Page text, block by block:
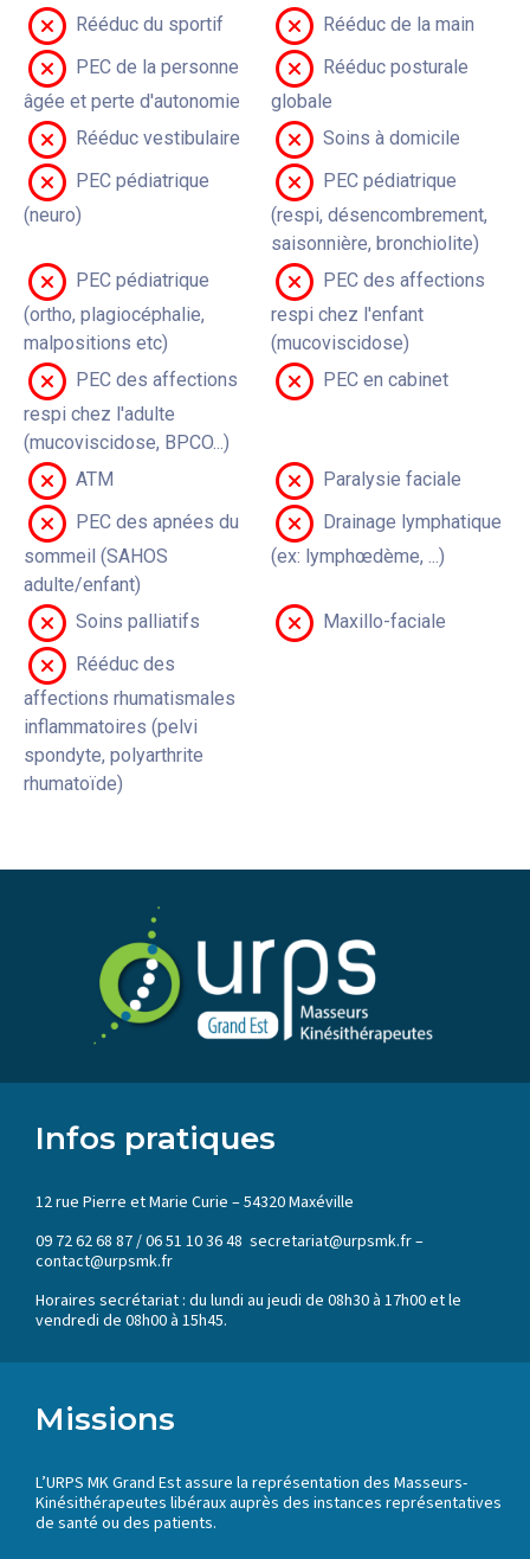
Rééduc du sportif
Rééduc de la main
PEC de la personne
âgée et perte d'autonomie
Rééduc posturale
globale
Rééduc vestibulaire
Soins à domicile
PEC pédiatrique
(neuro)
PEC pédiatrique
(respi, désencombrement,
saisonnière, bronchiolite)
PEC pédiatrique
(ortho, plagiocéphalie,
malpositions etc)
PEC des affections
respi chez l'enfant
(mucoviscidose)
PEC des affections
respi chez l'adulte
(mucoviscidose, BPCO...)
PEC en cabinet
ATM
Paralysie faciale
PEC des apnées du
sommeil (SAHOS
adulte/enfant)
Drainage lymphatique
(ex: lymphœdème, ...)
Soins palliatifs
Maxillo-faciale
Rééduc des
affections rhumatismales
inflammatoires (pelvi
spondyte, polyarthrite
rhumatoïde)
Infos pratiques
12 rue Pierre et Marie Curie – 54320 Maxéville
09 72 62 68 87 / 06 51 10 36 48 secretariat@urpsmk.fr –
contact@urpsmk.fr
Horaires secrétariat : du lundi au jeudi de 08h30 à 17h00 et le
vendredi de 08h00 à 15h45.
Missions
L’URPS MK Grand Est assure la représentation des Masseurs-
Kinésithérapeutes libéraux auprès des instances représentatives
de santé ou des patients.